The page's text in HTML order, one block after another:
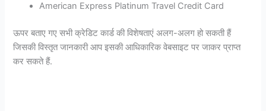
American Express Platinum Travel Credit Card
ऊपर बताए गए सभी क्रेडिट कार्ड की विशेषताएं अलग-अलग हो सकती हैं
जिसकी विस्तृत जानकारी आप इसकी आधिकारिक वेबसाइट पर जाकर प्राप्त
कर सकते हैं.